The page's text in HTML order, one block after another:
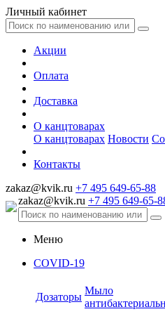
Личный кабинет
Акции
Оплата
Доставка
О канцтоварах
О канцтоварах Новости
Контакты
zakaz@kvik.ru +7 495 649-65-88
zakaz@kvik.ru +7 495 649-65-
Меню
COVID-19
Дозаторы
Мыло